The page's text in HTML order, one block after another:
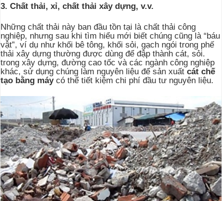
3. Chất thải, xỉ, chất thải xây dựng, v.v.
Những chất thải này ban đầu tồn tại là chất thải công
nghiệp, nhưng sau khi tìm hiểu mới biết chúng cũng là “báu
vật”, ví dụ như khối bê tông, khối sỏi, gạch ngói trong phế
thải xây dựng thường được dùng để đập thành cát, sỏi.
trong xây dựng, đường cao tốc và các ngành công nghiệp
khác, sử dụng chúng làm nguyên liệu để sản xuất cát chế
tạo bằng máycó thể tiết kiệm chi phí đầu tư nguyên liệu.